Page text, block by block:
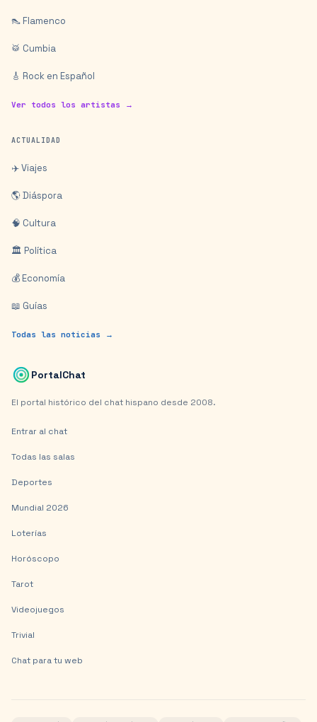
👠 Flamenco
🥁 Cumbia
🎸 Rock en Español
Ver todos los artistas →
ACTUALIDAD
✈️ Viajes
🌎 Diáspora
🧠 Cultura
🏛️ Política
💰 Economía
📖 Guías
Todas las noticias →
PortalChat
El portal histórico del chat hispano desde 2008.
Entrar al chat
Todas las salas
Deportes
Mundial 2026
Loterías
Horóscopo
Tarot
Videojuegos
Trivial
Chat para tu web